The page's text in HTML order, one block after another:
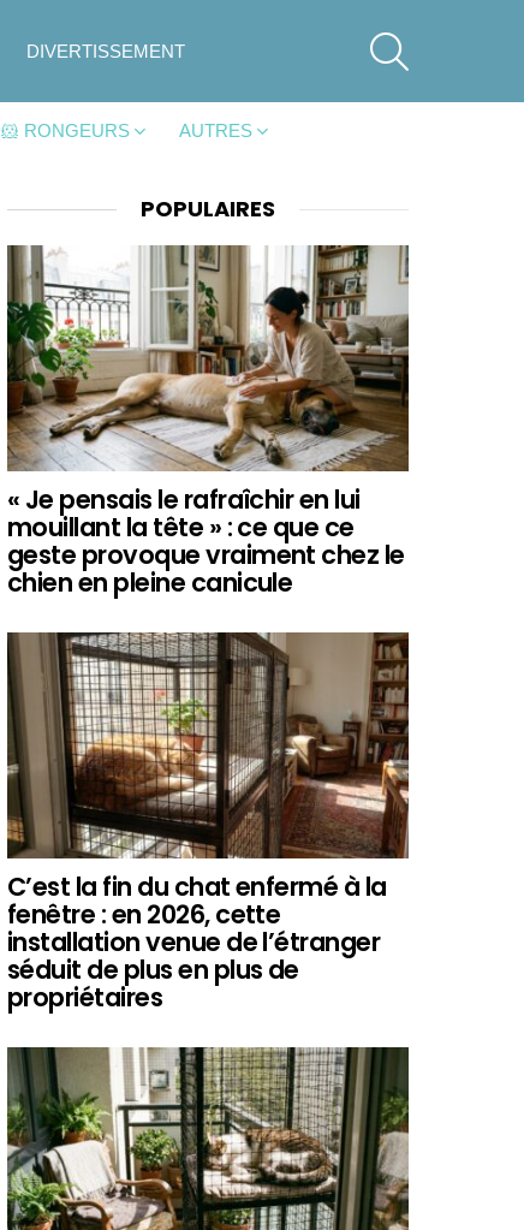
DIVERTISSEMENT
🐹 RONGEURS AUTRES
POPULAIRES
« Je pensais le rafraîchir en lui
mouillant la tête » : ce que ce
geste provoque vraiment chez le
chien en pleine canicule
C’est la fin du chat enfermé à la
fenêtre : en 2026, cette
installation venue de l’étranger
séduit de plus en plus de
propriétaires